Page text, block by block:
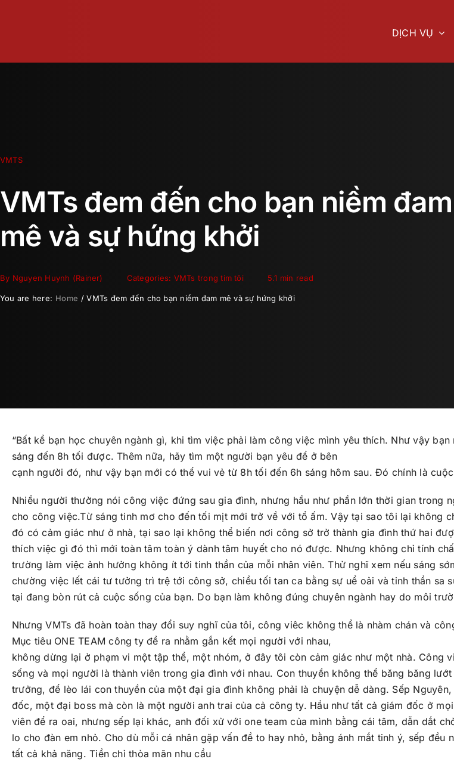
DỊCH VỤ
VMTS
VMTs đem đến cho bạn niềm đam
mê và sự hứng khởi
By Nguyen Huynh (Rainer) Categories: VMTs trong tim tôi 5.1 min read
You are here: Home VMTs đem đến cho bạn niềm đam mê và sự hứng khởi
“Bất kể bạn học chuyên ngành gì, khi tìm việc phải làm công việc mình yêu thích. Như vậy
sáng đến 8h tối được. Thêm nữa, hãy tìm một người bạn yêu để ở bên
cạnh người đó, như vậy bạn mới có thể vui vẻ từ 8h tối đến 6h sáng hôm sau. Đó chính là cuộc
Nhiều người thường nói công việc đứng sau gia đình, nhưng hầu như phần lớn thời gian trong
cho công việc.Từ sáng tinh mơ cho đến tối mịt mới trở về với tổ ấm. Vậy tại sao tôi lại không
đó có cảm giác như ở nhà, tại sao lại không thể biến nơi công sở trở thành gia đình thứ hai
thích việc gì đó thì mới toàn tâm toàn ý dành tâm huyết cho nó được. Nhưng không chỉ tính
trường làm việc ảnh hưởng không ít tới tinh thần của mỗi nhân viên. Thử nghĩ xem nếu sáng
chường việc lết cái tư tưởng trì trệ tới công sở, chiều tối tan ca bằng sự uể oải và tinh thần sa
tại đang bòn rút cả cuộc sống của bạn. Do bạn làm không đúng chuyên ngành hay do môi
Nhưng VMTs đã hoàn toàn thay đổi suy nghĩ của tôi, công viêc không thể là nhàm chán và
Mục tiêu ONE TEAM công ty đề ra nhằm gắn kết mọi người với nhau,
không dừng lại ở phạm vi một tập thể, một nhóm, ở đây tôi còn cảm giác như một nhà. Công
sống và mọi người là thành viên trong gia đình với nhau. Con thuyền không thể băng băng
trưởng, để lèo lái con thuyền của một đại gia đình không phải là chuyện dễ dàng. Sếp
đốc, một đại boss mà còn là một người anh trai của cả công ty. Hầu như tất cả giám đốc ở
viên để ra oai, nhưng sếp lại khác, anh đối xử với one team của mình bằng cái tâm, dẫn dắt
lo cho đàn em nhỏ. Cho dù mỗi cá nhân gặp vấn đề to hay nhỏ, bằng ánh mắt tinh ý, sếp đều
tất cả khả năng. Tiền chỉ thỏa mãn nhu cầu